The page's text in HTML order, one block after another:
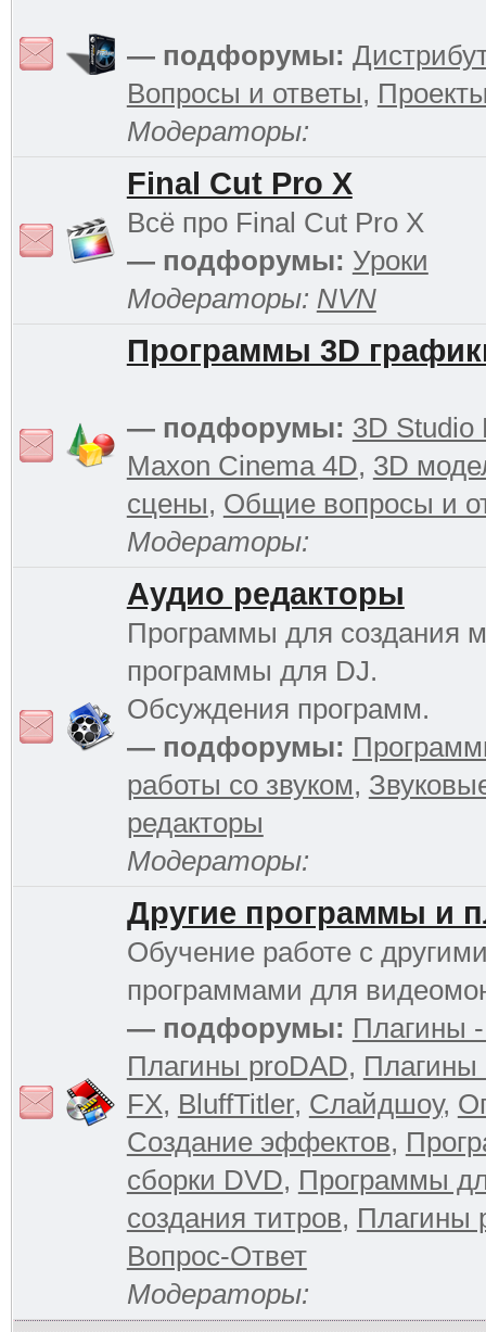
— подфорумы:
Вопросы и ответы,
Модераторы:
Final Cut Pro X
Всё про Final Cut Pro X
— подфорумы: Уроки
Модераторы: NVN
Программы 3D
— подфорумы: 3D Studio
Maxon Cinema 4D, 3D
сцены, Общие вопросы и
Модераторы:
Аудио редакторы
Программы для создания
программы для DJ.
Обсуждения программ.
— подфорумы:
работы со звуком,
редакторы
Модераторы:
Другие программы и
Обучение работе с
программами для
— подфорумы: Плагины
Плагины proDAD, Плагины
FX, BluffTitler, Слайдшоу,
Создание эффектов,
сборки DVD, Программы
создания титров, Плагины
Вопрос-Ответ
Модераторы: